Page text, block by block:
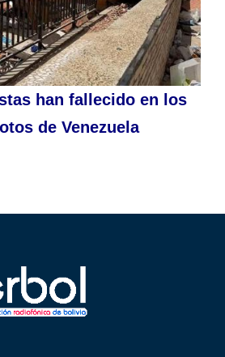
han fallecido en los
de Venezuela